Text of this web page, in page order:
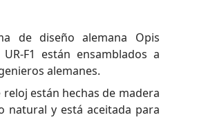
de diseño alemana Opis
F1 están ensamblados a
alemanes.
reloj están hechas de madera
natural y está aceitada para